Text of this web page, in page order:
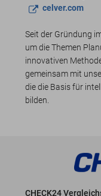
celver.com
Seit der Gründung
um die Themen
innovativen
gemeinsam mit
die die Basis für
bilden.
CHECK24